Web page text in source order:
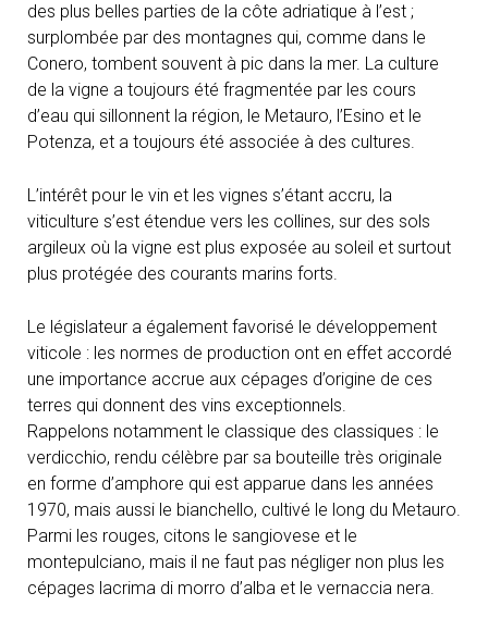
des plus belles parties de la côte adriatique à l’est ;
surplombée par des montagnes qui, comme dans le
Conero, tombent souvent à pic dans la mer. La culture
de la vigne a toujours été fragmentée par les cours
d’eau qui sillonnent la région, le Metauro, l’Esino et le
Potenza, et a toujours été associée à des cultures.
L’intérêt pour le vin et les vignes s’étant accru, la
viticulture s’est étendue vers les collines, sur des sols
argileux où la vigne est plus exposée au soleil et surtout
plus protégée des courants marins forts.
Le législateur a également favorisé le développement
viticole : les normes de production ont en effet accordé
une importance accrue aux cépages d’origine de ces
terres qui donnent des vins exceptionnels.
Rappelons notamment le classique des classiques : le
verdicchio, rendu célèbre par sa bouteille très originale
en forme d’amphore qui est apparue dans les années
1970, mais aussi le bianchello, cultivé le long du Metauro.
Parmi les rouges, citons le sangiovese et le
montepulciano, mais il ne faut pas négliger non plus les
cépages lacrima di morro d’alba et le vernaccia nera.